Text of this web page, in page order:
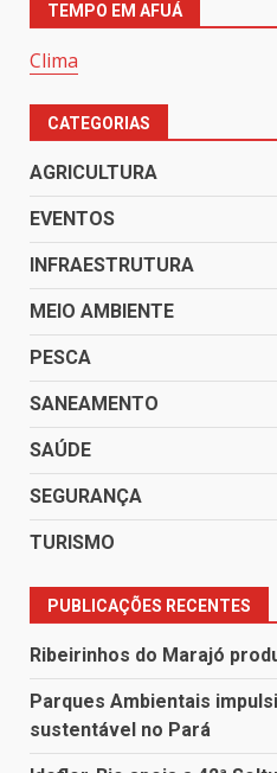
TEMPO EM AFUÁ
Clima
CATEGORIAS
AGRICULTURA
EVENTOS
INFRAESTRUTURA
MEIO AMBIENTE
PESCA
SANEAMENTO
SAÚDE
SEGURANÇA
TURISMO
PUBLICAÇÕES RECENTES
Ribeirinhos do Marajó
Parques Ambientais
sustentável no Pará